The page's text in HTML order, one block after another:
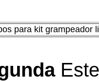
para kit grampeador